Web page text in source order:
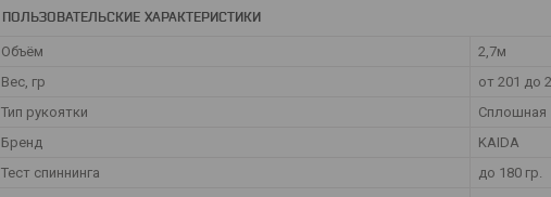
ПОЛЬЗОВАТЕЛЬСКИЕ ХАРАКТЕРИСТИКИ
Объём
2,7м
Вес, гр
от 201 до
Тип рукоятки
Сплошная
Бренд
KAIDA
Тест спиннинга
до 180 гр.